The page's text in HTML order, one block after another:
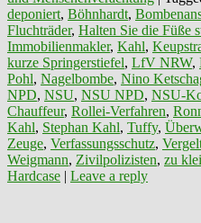
deponiert, Böhnhardt,
Fluchträder, Halten Sie die Füße
Immobilienmakler, Kahl,
kurze Springerstiefel, LfV NRW,
Pohl, Nagelbombe, Nino
NPD, NSU, NSU NPD, NSU-
Chauffeur, Rollei-Verfahren,
Kahl, Stephan Kahl, Tuffy,
Zeuge, Verfassungsschutz,
Weigmann, Zivilpolizisten, zu
Hardcase | Leave a reply